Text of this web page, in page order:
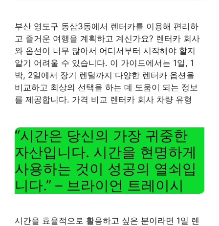
부산 영도구 동삼3동에서 렌터카를 이용해 편리하
고 즐거운 여행을 계획하고 계신가요? 렌터카 회사
와 옵션이 너무 많아서 어디서부터 시작해야 할지
알기 어려울 수 있습니다. 이 가이드에서는 1일, 1
박, 2일에서 장기 렌털까지 다양한 렌터카 옵션을
비교하고 최상의 선택을 하는 데 도움이 되는 정보
를 제공합니다. 가격 비교 렌터카 회사 차량 유형
“시간은 당신의 가장 귀중한
자산입니다. 시간을 현명하게
사용하는 것이 성공의 열쇠입
니다.” – 브라이언 트레이시
시간을 효율적으로 활용하고 싶은 분이라면 1일 렌